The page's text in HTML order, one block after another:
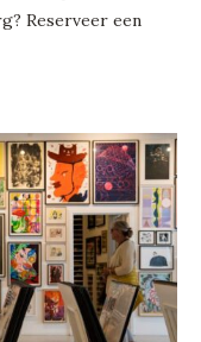
Reserveer een